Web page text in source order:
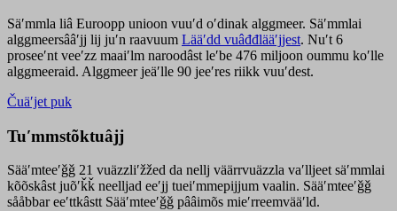
Säʹmmla liâ Euroopp unioon vuuʹd oʹdinak alggmeer. Säʹmmlai
alggmeersââʹjj lij juʹn raavuum Lääʹdd vuâđđlääʹjjest. Nuʹt 6
proseeʹnt veeʹzz maaiʹlm naroodâst leʹbe 476 miljoon oummu koʹlle
alggmeeraid. Alggmeer jeäʹlle 90 jeeʹres riikk vuuʹdest.
Čuäʹjet puk
Tuʹmmstõktuâjj
Sääʹmteeʹǧǧ 21 vuäzzliʹžžed da nellj väärrvuäzzla vaʹlljeet säʹmmlai
kõõskâst juõʹǩǩ neelljad eeʹjj tueiʹmmepijjum vaalin. Sääʹmteeʹǧǧ
sååbbar eeʹttkâstt Sääʹmteeʹǧǧ pââimõs mieʹrreemvääʹld.